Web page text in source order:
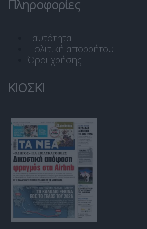
Πληροφορίες
Ταυτότητα
Πολιτική απορρήτου
Όροι χρήσης
ΚΙΟΣΚΙ